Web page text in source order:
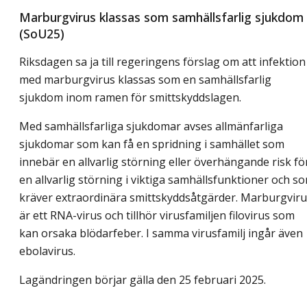
Marburgvirus klassas som samhällsfarlig sjukdom
(SoU25)
Riksdagen sa ja till regeringens förslag om att infektion
med marburgvirus klassas som en samhällsfarlig
sjukdom inom ramen för smittskyddslagen.
Med samhällsfarliga sjukdomar avses allmänfarliga
sjukdomar som kan få en spridning i samhället som
innebär en allvarlig störning eller överhängande risk
en allvarlig störning i viktiga samhällsfunktioner och
kräver extraordinära smittskyddsåtgärder.
är ett RNA-virus och tillhör virusfamiljen filovirus som
kan orsaka blödarfeber. I samma virusfamilj ingår även
ebolavirus.
Lagändringen börjar gälla den 25 februari 2025.